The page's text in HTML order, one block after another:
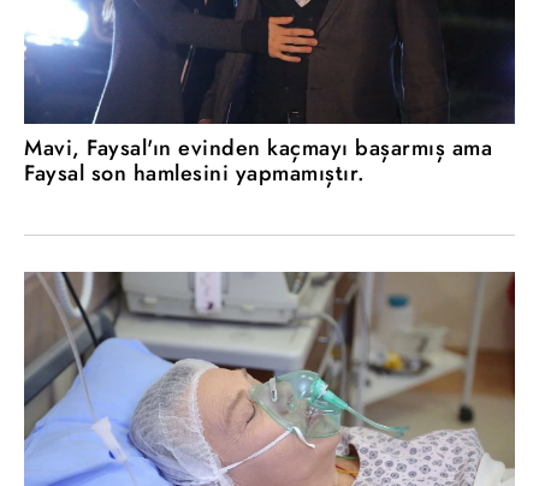
Mavi, Faysal'ın evinden kaçmayı başarmış ama
Faysal son hamlesini yapmamıştır.